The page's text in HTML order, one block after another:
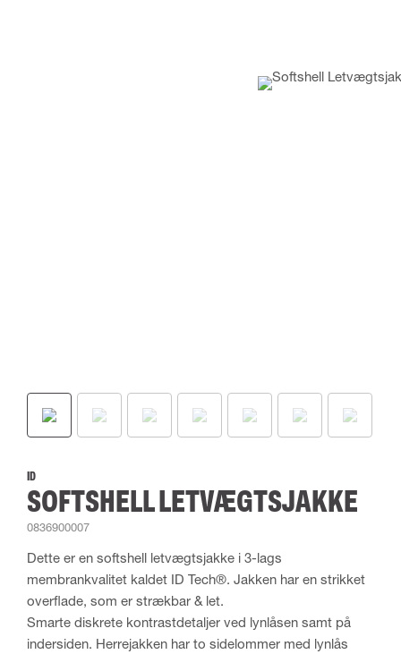
ID
SOFTSHELL LETVÆGTSJAKKE
0836900007
Dette er en softshell letvægtsjakke i 3-lags
membrankvalitet kaldet ID Tech®. Jakken har en strikket
overflade, som er strækbar & let.
Smarte diskrete kontrastdetaljer ved lynlåsen samt på
indersiden. Herrejakken har to sidelommer med lynlås